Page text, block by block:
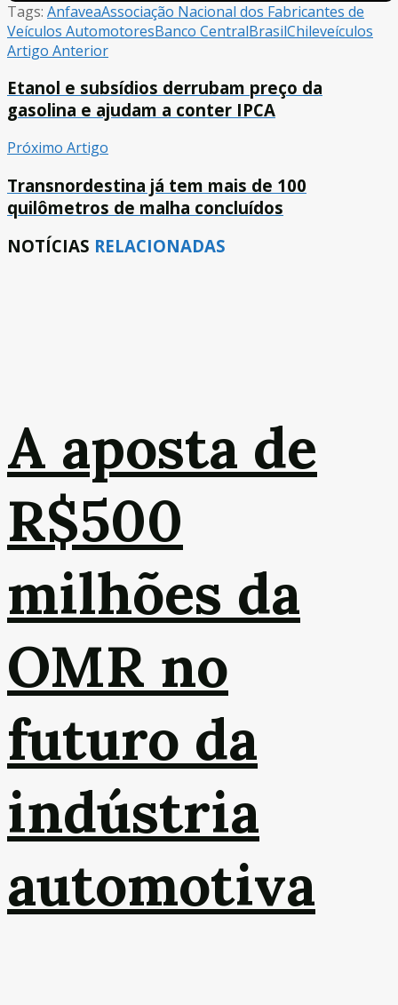
Tags: AnfaveaAssociação Nacional dos Fabricantes de
Veículos AutomotoresBanco CentralBrasilChileveículos
Artigo Anterior
Etanol e subsídios derrubam preço da
gasolina e ajudam a conter IPCA
Próximo Artigo
Transnordestina já tem mais de 100
quilômetros de malha concluídos
NOTÍCIAS RELACIONADAS
A aposta de
R$500
milhões da
OMR no
futuro da
indústria
automotiva